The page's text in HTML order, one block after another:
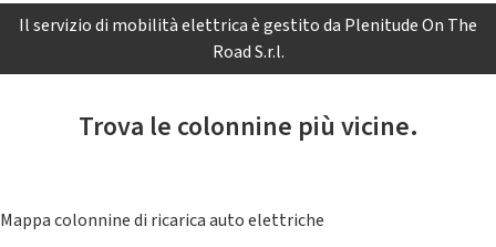
Il servizio di mobilità elettrica è gestito da Plenitude On The
Road S.r.l.
Trova le colonnine più vicine.
Mappa colonnine di ricarica auto elettriche